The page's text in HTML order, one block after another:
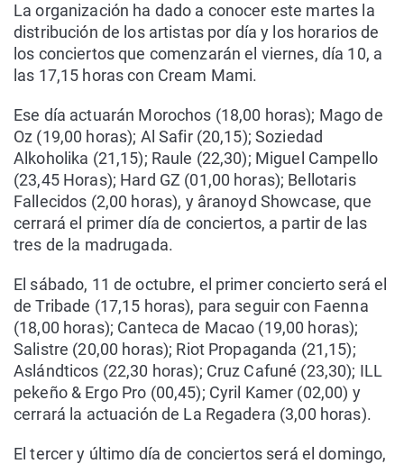
La organización ha dado a conocer este martes la
distribución de los artistas por día y los horarios de
los conciertos que comenzarán el viernes, día 10, a
las 17,15 horas con Cream Mami.
Ese día actuarán Morochos (18,00 horas); Mago de
Oz (19,00 horas); Al Safir (20,15); Soziedad
Alkoholika (21,15); Raule (22,30); Miguel Campello
(23,45 Horas); Hard GZ (01,00 horas); Bellotaris
Fallecidos (2,00 horas), y âranoyd Showcase, que
cerrará el primer día de conciertos, a partir de las
tres de la madrugada.
El sábado, 11 de octubre, el primer concierto será el
de Tribade (17,15 horas), para seguir con Faenna
(18,00 horas); Canteca de Macao (19,00 horas);
Salistre (20,00 horas); Riot Propaganda (21,15);
Aslándticos (22,30 horas); Cruz Cafuné (23,30); ILL
pekeño & Ergo Pro (00,45); Cyril Kamer (02,00) y
cerrará la actuación de La Regadera (3,00 horas).
El tercer y último día de conciertos será el domingo,